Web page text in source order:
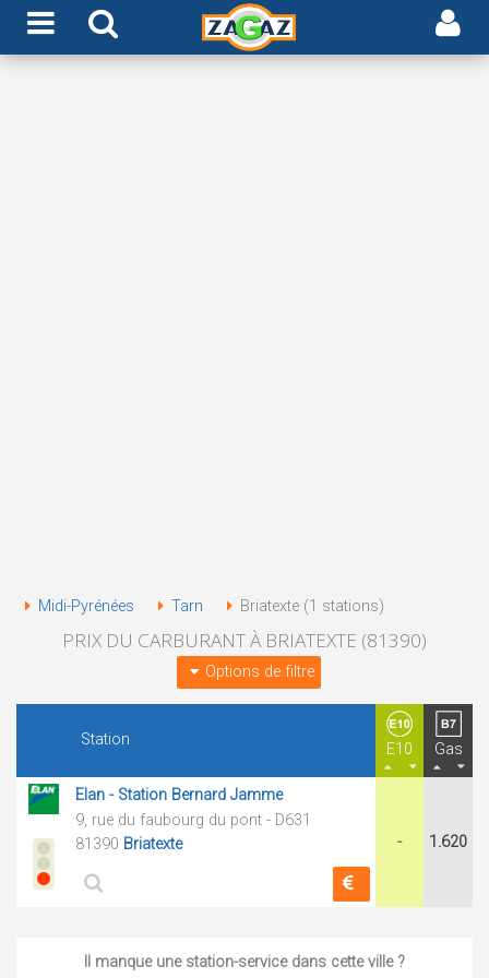
Midi-Pyrénées Tarn Briatexte (1 stations)
PRIX DU CARBURANT À BRIATEXTE (81390)
Options de filtre
Station
E10 Gas
Elan - Station Bernard Jamme
9, rue du faubourg du pont - D631
81390 Briatexte - 1.620
Il manque une station-service dans cette ville ?